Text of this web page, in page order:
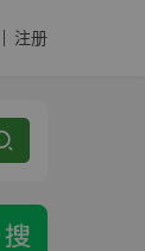
注册